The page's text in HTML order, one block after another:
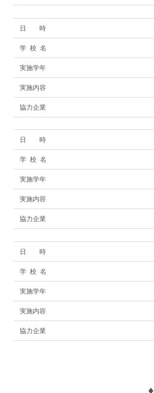
日 時
学 校 名
実施学年
実施内容
協力企業
日 時
学 校 名
実施学年
実施内容
協力企業
日 時
学 校 名
実施学年
実施内容
協力企業
♦